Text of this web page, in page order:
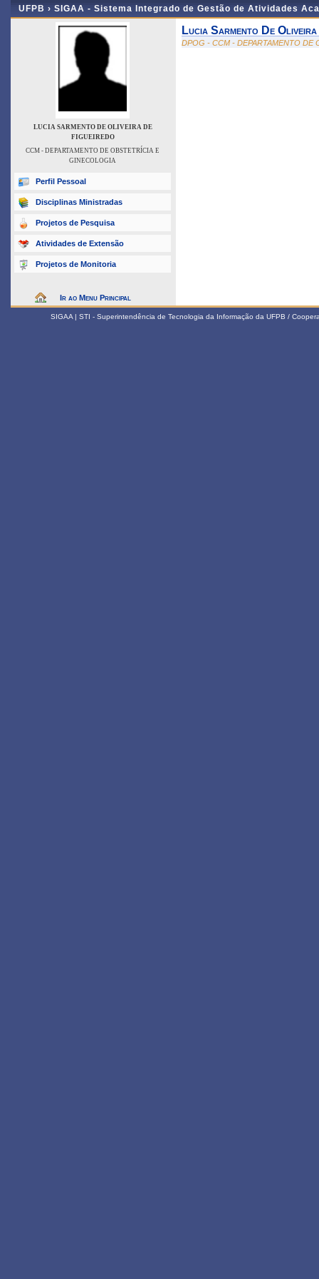
UFPB › SIGAA - Sistema Integrado de Gestão de Atividades
LUCIA SARMENTO DE OLIVEIRA DE
FIGUEIREDO
CCM - DEPARTAMENTO DE OBSTETRÍCIA E
GINECOLOGIA
Perfil Pessoal
Disciplinas Ministradas
Projetos de Pesquisa
Atividades de Extensão
Projetos de Monitoria
Ir ao Menu Principal
Lucia Sarmento De
DPOG - CCM - DEPARTAMENTO DE
SIGAA | STI - Superintendência de Tecnologia da Informação da UFPB /